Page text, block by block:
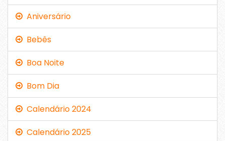
Aniversário
Bebês
Boa Noite
Bom Dia
Calendário 2024
Calendário 2025